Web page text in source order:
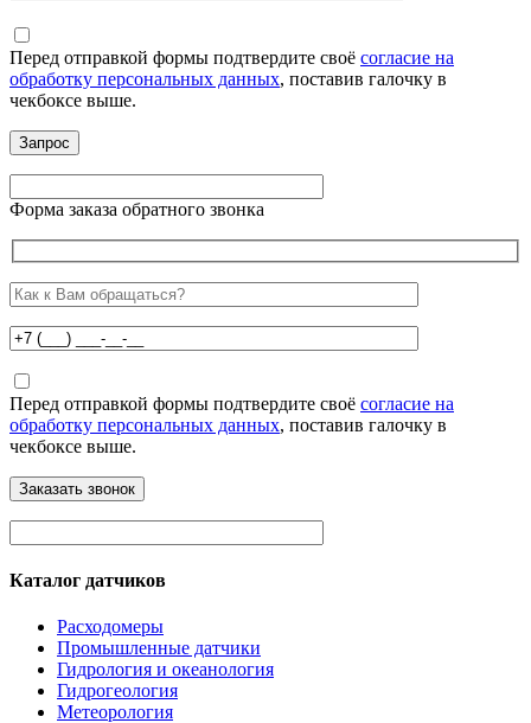
Перед отправкой формы подтвердите своё согласие на
обработку персональных данных, поставив галочку в
чекбоксе выше.
Форма заказа обратного звонка
Перед отправкой формы подтвердите своё согласие на
обработку персональных данных, поставив галочку в
чекбоксе выше.
Каталог датчиков
Расходомеры
Промышленные датчики
Гидрология и океанология
Гидрогеология
Метеорология